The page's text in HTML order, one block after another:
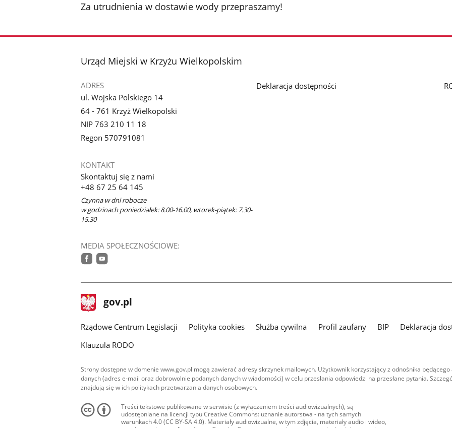
Za utrudnienia w dostawie wody przepraszamy!
stopka
Urząd Miejski w Krzyżu Wielkopolskim
ADRES
ul. Wojska Polskiego 14
64 - 761 Krzyż Wielkopolski
NIP 763 210 11 18
Regon 570791081
KONTAKT
Skontaktuj się z nami
+48 67 25 64 145
Czynna w dni robocze
w godzinach poniedziałek: 8.00-16.00, wtorek-piątek: 7.30-
15.30
MEDIA SPOŁECZNOŚCIOWE:
Deklaracja dostępności
stopka
gov.pl Strona
gov.pl
Rządowe Centrum Legislacji Polityka cookies Służba cywilna Profil zaufany BIP
Deklaracja
Klauzula RODO
Strony dostępne w domenie www.gov.pl mogą zawierać adresy skrzynek mailowych. Użytkownik korzystający z odnośnika
danych (adres e-mail oraz dobrowolnie podanych danych w wiadomości) w celu przesłania odpowiedzi na przesłane pytania.
znajdują się w ich politykach przetwarzania danych osobowych.
Treści tekstowe publikowane w serwisie (z wyłączeniem treści audiowizualnych), są
udostępniane na licencji typu Creative Commons: uznanie autorstwa - na tych samych
warunkach 4.0 (CC BY-SA 4.0). Materiały audiowizualne, w tym zdjęcia, materiały audio i wideo,